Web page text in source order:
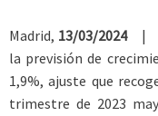
Madrid, 13/03/2024|
la previsión de
1,9%, ajuste que
trimestre de 2023